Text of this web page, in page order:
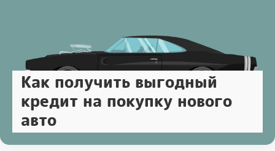
Как получить выгодный
кредит на покупку нового
авто